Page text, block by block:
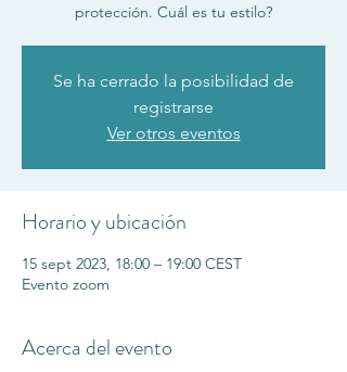
protección. Cuál es tu estilo?
Se ha cerrado la posibilidad de
registrarse
Ver otros eventos
Horario y ubicación
15 sept 2023, 18:00 – 19:00 CEST
Evento zoom
Acerca del evento